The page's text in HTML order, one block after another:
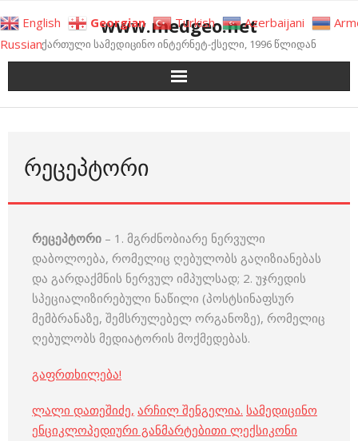
to
content
www.medgeo.net
ქართული სამედიცინო ინტერნეტ-ქსელი, 1996 წლიდან
ᲠᲔᲪᲔᲞᲢᲝᲠᲘ
რეცეპტორი – 1. მგრძნობიარე ნერვული
დაბოლოება, რომელიც ღებულობს გაღიზიანებას
და გარდაქმნის ნერვულ იმპულსად; 2. უჯრედის
სპეციალიზირებული ნაწილი (პოსტსინაფსურ
მემბრანაზე, შემსრულებელ ორგანოზე), რომელიც
ღებულობს მედიატორის მოქმედებას.
გაფრთხილება!
ლალი დათეშიძე, არჩილ შენგელია. სამედიცინო
ენციკლოპედიური განმარტებითი ლექსიკონი
English Georgian Turkish Azerbaijani
Russian